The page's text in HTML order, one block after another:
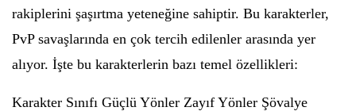
rakiplerini şaşırtma yeteneğine sahiptir. Bu karakterler,
PvP savaşlarında en çok tercih edilenler arasında yer
alıyor. İşte bu karakterlerin bazı temel özellikleri:
Karakter Sınıfı Güçlü Yönler Zayıf Yönler Şövalye